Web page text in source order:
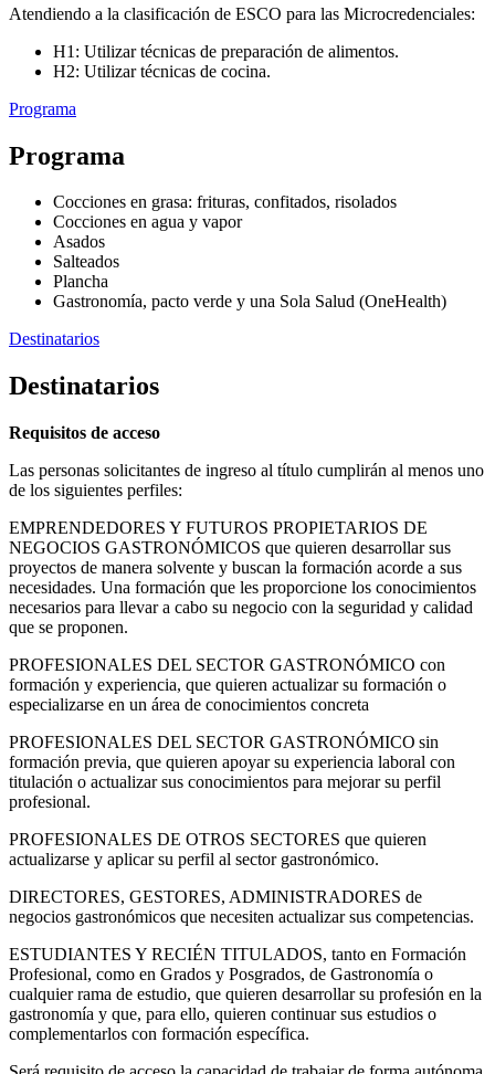
Atendiendo a la clasificación de ESCO para las Microcredenciales:
H1: Utilizar técnicas de preparación de alimentos.
H2: Utilizar técnicas de cocina.
Programa
Programa
Cocciones en grasa: frituras, confitados, risolados
Cocciones en agua y vapor
Asados
Salteados
Plancha
Gastronomía, pacto verde y una Sola Salud (OneHealth)
Destinatarios
Destinatarios
Requisitos de acceso
Las personas solicitantes de ingreso al título cumplirán al menos uno
de los siguientes perfiles:
EMPRENDEDORES Y FUTUROS PROPIETARIOS DE
NEGOCIOS GASTRONÓMICOS que quieren desarrollar sus
proyectos de manera solvente y buscan la formación acorde a sus
necesidades. Una formación que les proporcione los conocimientos
necesarios para llevar a cabo su negocio con la seguridad y calidad
que se proponen.
PROFESIONALES DEL SECTOR GASTRONÓMICO con
formación y experiencia, que quieren actualizar su formación o
especializarse en un área de conocimientos concreta
PROFESIONALES DEL SECTOR GASTRONÓMICO sin
formación previa, que quieren apoyar su experiencia laboral con
titulación o actualizar sus conocimientos para mejorar su perfil
profesional.
PROFESIONALES DE OTROS SECTORES que quieren
actualizarse y aplicar su perfil al sector gastronómico.
DIRECTORES, GESTORES, ADMINISTRADORES de
negocios gastronómicos que necesiten actualizar sus competencias.
ESTUDIANTES Y RECIÉN TITULADOS, tanto en Formación
Profesional, como en Grados y Posgrados, de Gastronomía o
cualquier rama de estudio, que quieren desarrollar su profesión en la
gastronomía y que, para ello, quieren continuar sus estudios o
complementarlos con formación específica.